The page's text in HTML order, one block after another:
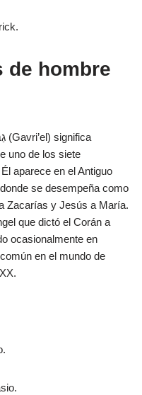
de hombre
uno de los siete
aparece en el Antiguo
se desempeña como
Zacarías y Jesús a María.
que dictó el Corán a
ocasionalmente en
en el mundo de